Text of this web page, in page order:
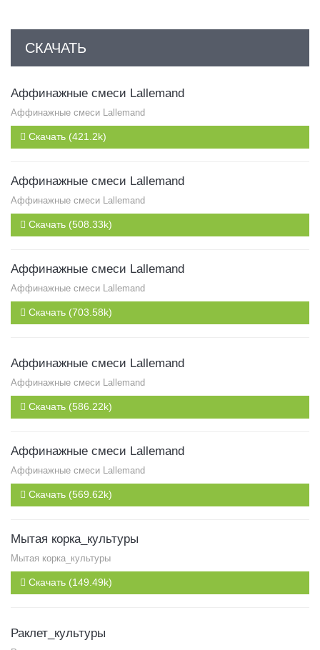
СКАЧАТЬ
Аффинажные смеси Lallemand
Аффинажные смеси Lallemand
Скачать (421.2k)
Аффинажные смеси Lallemand
Аффинажные смеси Lallemand
Скачать (508.33k)
Аффинажные смеси Lallemand
Аффинажные смеси Lallemand
Скачать (703.58k)
Аффинажные смеси Lallemand
Аффинажные смеси Lallemand
Скачать (586.22k)
Аффинажные смеси Lallemand
Аффинажные смеси Lallemand
Скачать (569.62k)
Мытая корка_культуры
Мытая корка_культуры
Скачать (149.49k)
Раклет_культуры